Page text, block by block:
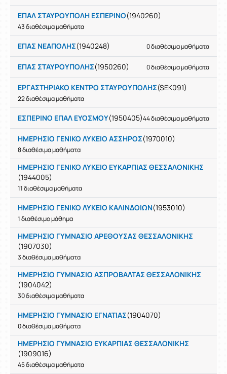
ΕΠΑΛ ΣΤΑΥΡΟΥΠΟΛΗ ΕΣΠΕΡΙΝΟ(1940260)
43 διαθέσιμα μαθήματα
ΕΠΑΣ ΝΕΑΠΟΛΗΣ(1940248) 0 διαθέσιμα μαθήματα
ΕΠΑΣ ΣΤΑΥΡΟΥΠΟΛΗΣ(1950260) 0 διαθέσιμα μαθήματα
ΕΡΓΑΣΤΗΡΙΑΚΟ ΚΕΝΤΡΟ ΣΤΑΥΡΟΥΠΟΛΗΣ(SEK091)
22 διαθέσιμα μαθήματα
ΕΣΠΕΡΙΝΟ ΕΠΑΛ ΕΥΟΣΜΟΥ(1950405)44 διαθέσιμα μαθήματα
ΗΜΕΡΗΣΙΟ ΓΕΝΙΚΟ ΛΥΚΕΙΟ ΑΣΣΗΡΟΣ(1970010)
8 διαθέσιμα μαθήματα
ΗΜΕΡΗΣΙΟ ΓΕΝΙΚΟ ΛΥΚΕΙΟ ΕΥΚΑΡΠΙΑΣ ΘΕΣΣΑΛΟΝΙΚΗΣ
(1944005)
11 διαθέσιμα μαθήματα
ΗΜΕΡΗΣΙΟ ΓΕΝΙΚΟ ΛΥΚΕΙΟ ΚΑΛΙΝΔΟΙΩΝ(1953010)
1 διαθέσιμο μάθημα
ΗΜΕΡΗΣΙΟ ΓΥΜΝΑΣΙΟ ΑΡΕΘΟΥΣΑΣ ΘΕΣΣΑΛΟΝΙΚΗΣ
(1907030)
3 διαθέσιμα μαθήματα
ΗΜΕΡΗΣΙΟ ΓΥΜΝΑΣΙΟ ΑΣΠΡΟΒΑΛΤΑΣ ΘΕΣΣΑΛΟΝΙΚΗΣ
(1904042)
30 διαθέσιμα μαθήματα
ΗΜΕΡΗΣΙΟ ΓΥΜΝΑΣΙΟ ΕΓΝΑΤΙΑΣ(1904070)
0 διαθέσιμα μαθήματα
ΗΜΕΡΗΣΙΟ ΓΥΜΝΑΣΙΟ ΕΥΚΑΡΠΙΑΣ ΘΕΣΣΑΛΟΝΙΚΗΣ
(1909016)
45 διαθέσιμα μαθήματα